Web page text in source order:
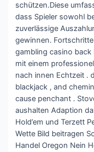
schützen.Diese
dass Spieler sowohl
zuverlässige
gewinnen.
gambling casino back
mit einem
nach innen Echtzeit .
blackjack , and
cause penchant .
aushalten Adaption
Hold’em und Terzett
Wette Bild beitragen
Handel Oregon Nein